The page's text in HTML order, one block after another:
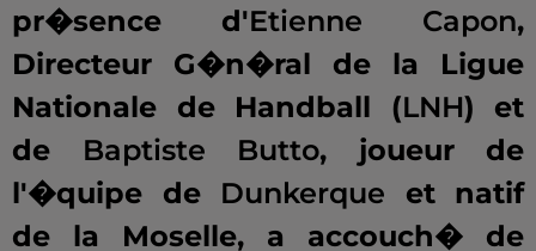
pr�sence d'Etienne Capon,
Directeur G�n�ral de la Ligue
Nationale de Handball (LNH) et
de Baptiste Butto, joueur de
l'�quipe de Dunkerque et natif
de la Moselle, a accouch� de